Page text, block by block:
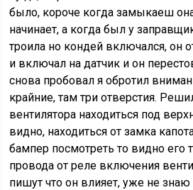
было, короче когда замыкаеш
начинает, а когда был у
троила но кондей включался, он
и включал на датчик и он
снова пробовал я обротил
крайние, там три отверстия.
вентилятора находиться под
видно, находиться от замка
бампер посмотреть то видно его
провода от реле включения
пишут что он влияет, уже не